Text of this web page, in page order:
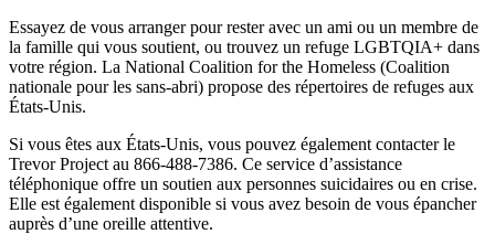
Essayez de vous arranger pour rester avec un ami ou un membre de
la famille qui vous soutient, ou trouvez un refuge LGBTQIA+ dans
votre région. La National Coalition for the Homeless (Coalition
nationale pour les sans-abri) propose des répertoires de refuges aux
États-Unis.
Si vous êtes aux États-Unis, vous pouvez également contacter le
Trevor Project au 866-488-7386. Ce service d’assistance
téléphonique offre un soutien aux personnes suicidaires ou en crise.
Elle est également disponible si vous avez besoin de vous épancher
auprès d’une oreille attentive.